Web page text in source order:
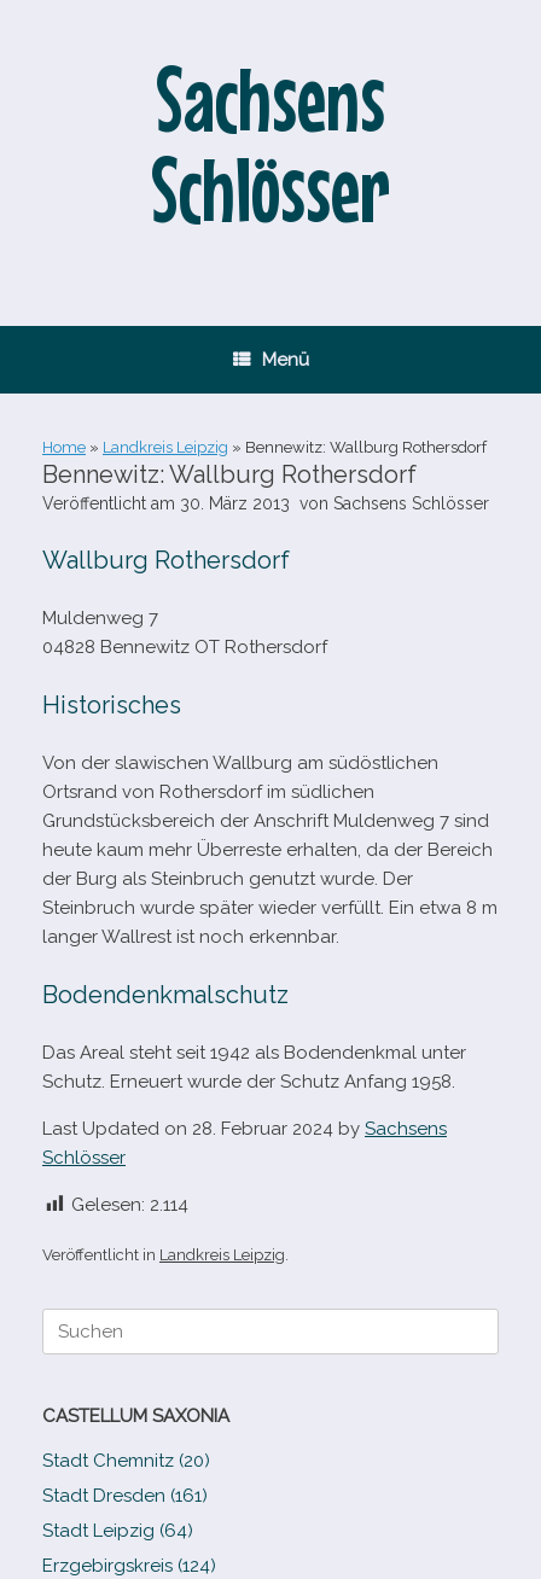
Sachsens
Schlösser
Menü
Home » Landkreis Leipzig » Bennewitz: Wallburg Rothersdorf
Bennewitz: Wallburg Rothersdorf
Veröffentlicht am 30. März 2013 von Sachsens Schlösser
Wallburg Rothersdorf
Muldenweg 7
04828 Bennewitz OT Rothersdorf
Historisches
Von der sla­wi­schen Wallburg am süd­öst­li­chen
Ortsrand von Rothersdorf im süd­li­chen
Grundstücksbereich der Anschrift Muldenweg 7 sind
heute kaum mehr Überreste erhal­ten, da der Bereich
der Burg als Steinbruch genutzt wurde. Der
Steinbruch wurde spä­ter wie­der ver­füllt. Ein etwa 8 m
lan­ger Wallrest ist noch erkennbar.
Bodendenkmalschutz
Das Areal steht seit 1942 als Bodendenkmal unter
Schutz. Erneuert wurde der Schutz Anfang 1958.
Last Updated on 28. Februar 2024 by Sachsens
Schlösser
Gelesen: 2.114
Veröffentlicht in Landkreis Leipzig
Suche
CASTELLUM SAXONIA
Stadt Chemnitz (20)
Stadt Dresden (161)
Stadt Leipzig (64)
Erzgebirgskreis (124)